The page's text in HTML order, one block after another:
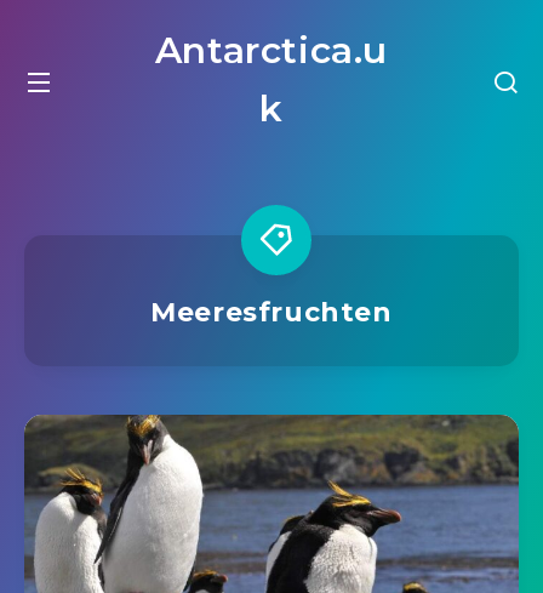
Antarctica.u
k
Meeresfruchten